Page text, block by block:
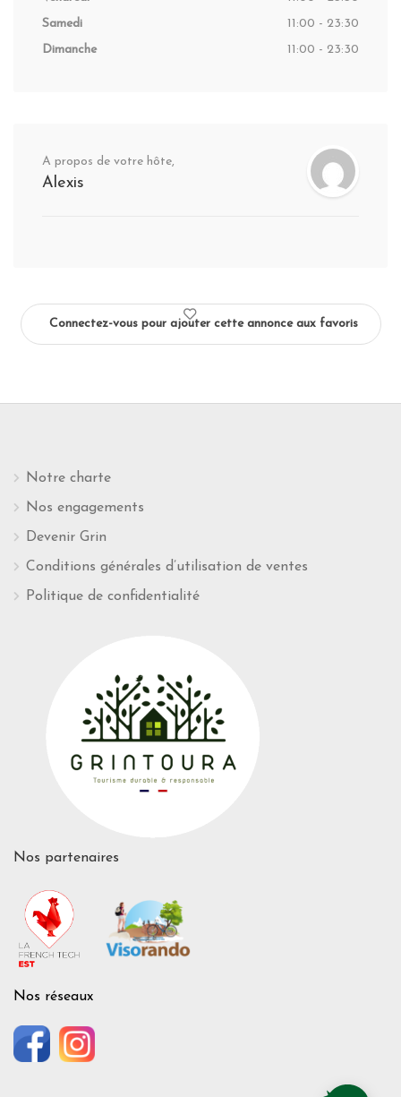
Samedi
11:00 - 23:30
Dimanche
11:00 - 23:30
A propos de votre hôte,
Alexis
Connectez-vous pour ajouter cette annonce aux favoris
Notre charte
Nos engagements
Devenir Grin
Conditions générales d’utilisation de ventes
Politique de confidentialité
Nos partenaires
Nos réseaux